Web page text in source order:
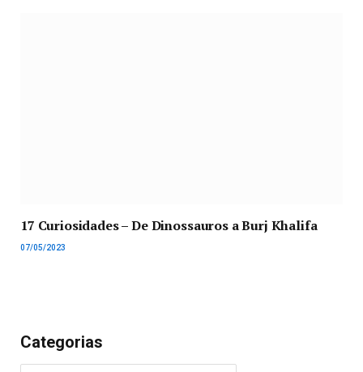
17 Curiosidades – De Dinossauros a Burj Khalifa
07/05/2023
Categorias